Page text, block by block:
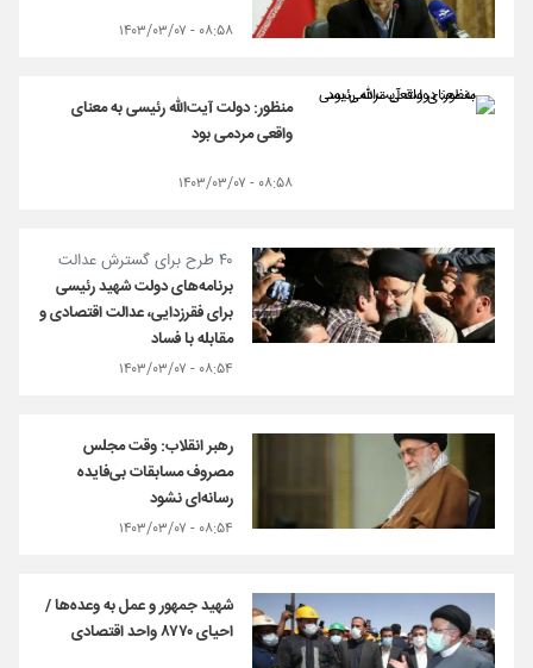
۰۸:۵۸ - ۱۴۰۳/۰۳/۰۷
منظور: دولت آیت‌الله رئیسی به معنای
واقعی مردمی بود
۰۸:۵۸ - ۱۴۰۳/۰۳/۰۷
۴۰ طرح برای گسترش عدالت
برنامه‌های دولت شهید رئیسی
برای فقرزدایی، عدالت اقتصادی و
مقابله با فساد
۰۸:۵۴ - ۱۴۰۳/۰۳/۰۷
رهبر انقلاب: وقت مجلس
مصروف مسابقات بی‌فایده‌
رسانه‌ای نشود
۰۸:۵۴ - ۱۴۰۳/۰۳/۰۷
شهید جمهور و عمل به وعده‌ها /
احیای ۸۷۷۰ واحد اقتصادی